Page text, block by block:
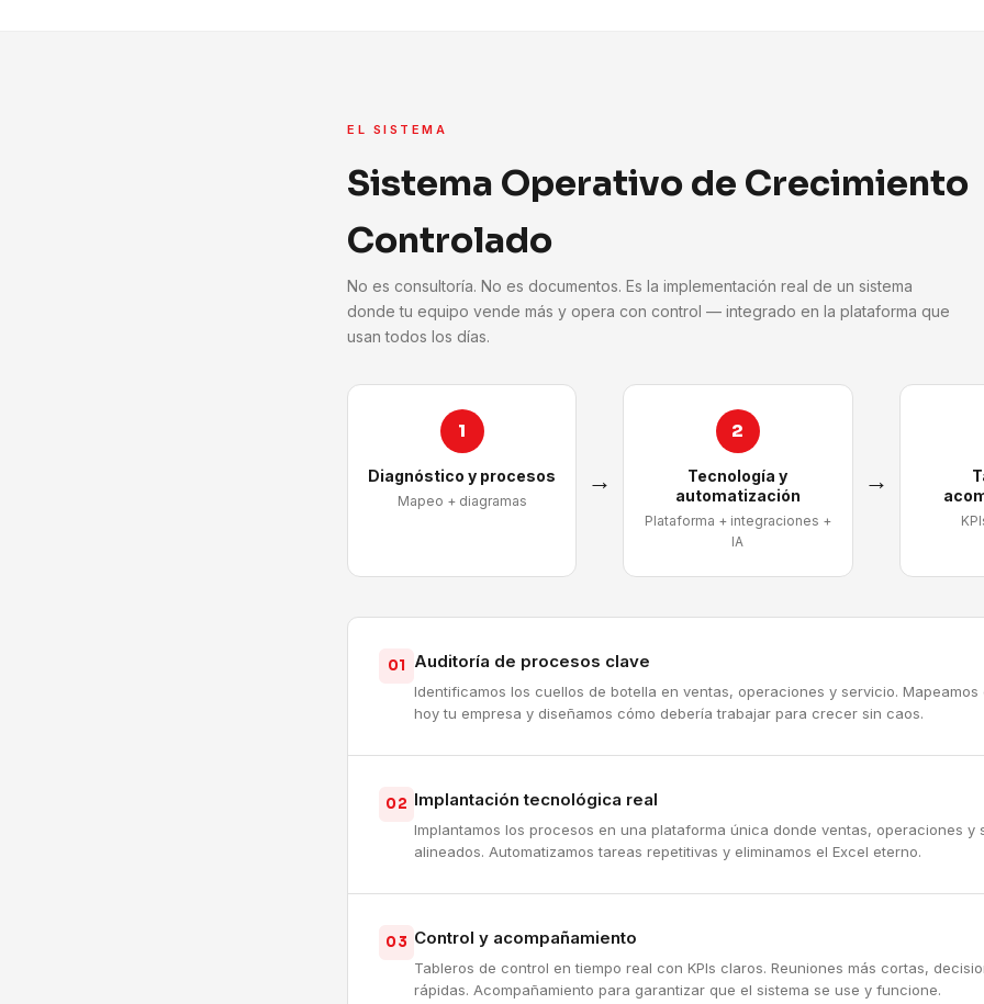
EL SISTEMA
Sistema Operativo de Crecimiento
Controlado
No es consultoría. No es documentos. Es la implementación real de un sistema
donde tu equipo vende más y opera con control — integrado en la plataforma que
usan todos los días.
1
Diagnóstico y procesos
Mapeo + diagramas
→
2
Tecnología y
automatización
Plataforma + integraciones +
IA
→
01 Auditoría de procesos clave
Identificamos los cuellos de botella en ventas, operaciones y servicio. Mapeamos
hoy tu empresa y diseñamos cómo debería trabajar para crecer sin caos.
02 Implantación tecnológica real
Implantamos los procesos en una plataforma única donde ventas, operaciones y
alineados. Automatizamos tareas repetitivas y eliminamos el Excel eterno.
03 Control y acompañamiento
Tableros de control en tiempo real con KPIs claros. Reuniones más cortas,
rápidas. Acompañamiento para garantizar que el sistema se use y funcione.